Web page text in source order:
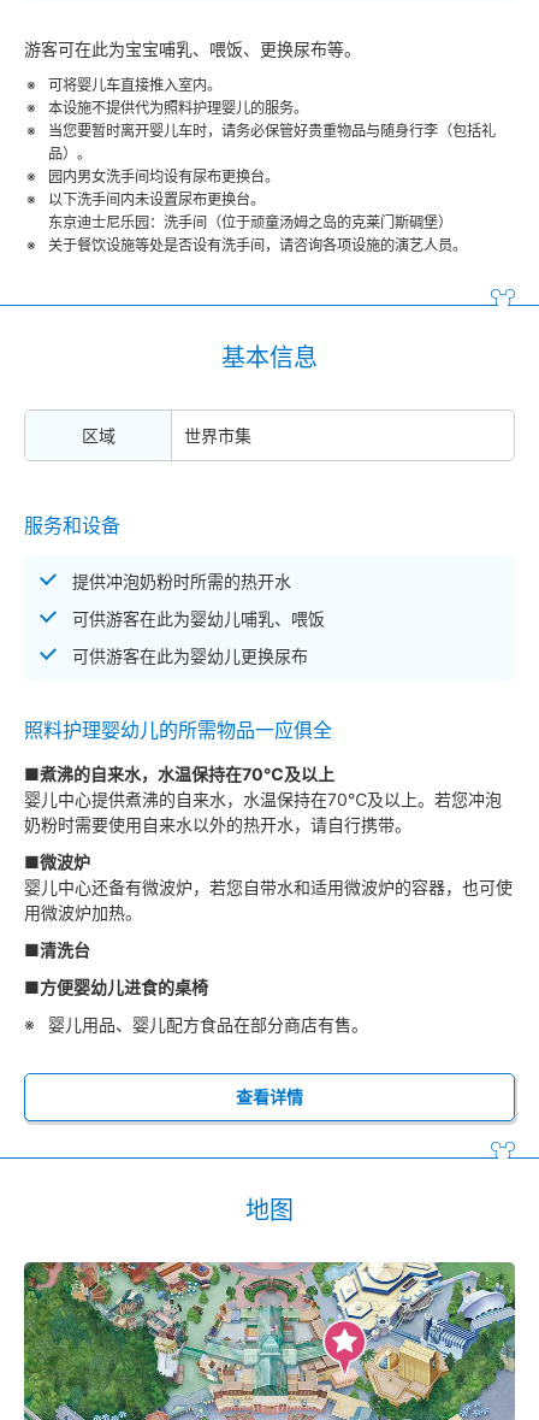
游客可在此为宝宝哺乳、喂饭、更换尿布等。
可将婴儿车直接推入室内。
本设施不提供代为照料护理婴儿的服务。
当您要暂时离开婴儿车时，请务必保管好贵重物品与随身行李（包括礼
品）。
园内男女洗手间均设有尿布更换台。
以下洗手间内未设置尿布更换台。
东京迪士尼乐园：洗手间（位于顽童汤姆之岛的克莱门斯碉堡）
关于餐饮设施等处是否设有洗手间，请咨询各项设施的演艺人员。
基本信息
区域 世界市集
服务和设备
提供冲泡奶粉时所需的热开水
可供游客在此为婴幼儿哺乳、喂饭
可供游客在此为婴幼儿更换尿布
照料护理婴幼儿的所需物品一应俱全
■煮沸的自来水，水温保持在70℃及以上
婴儿中心提供煮沸的自来水，水温保持在70℃及以上。若您冲泡
奶粉时需要使用自来水以外的热开水，请自行携带。
■微波炉
婴儿中心还备有微波炉，若您自带水和适用微波炉的容器，也可使
用微波炉加热。
■清洗台
■方便婴幼儿进食的桌椅
婴儿用品、婴儿配方食品在部分商店有售。
查看详情
地图